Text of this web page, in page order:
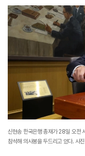
신현송 한국은행 총재가 28일 오전
참석해 의사봉을 두드리고 있다. 사